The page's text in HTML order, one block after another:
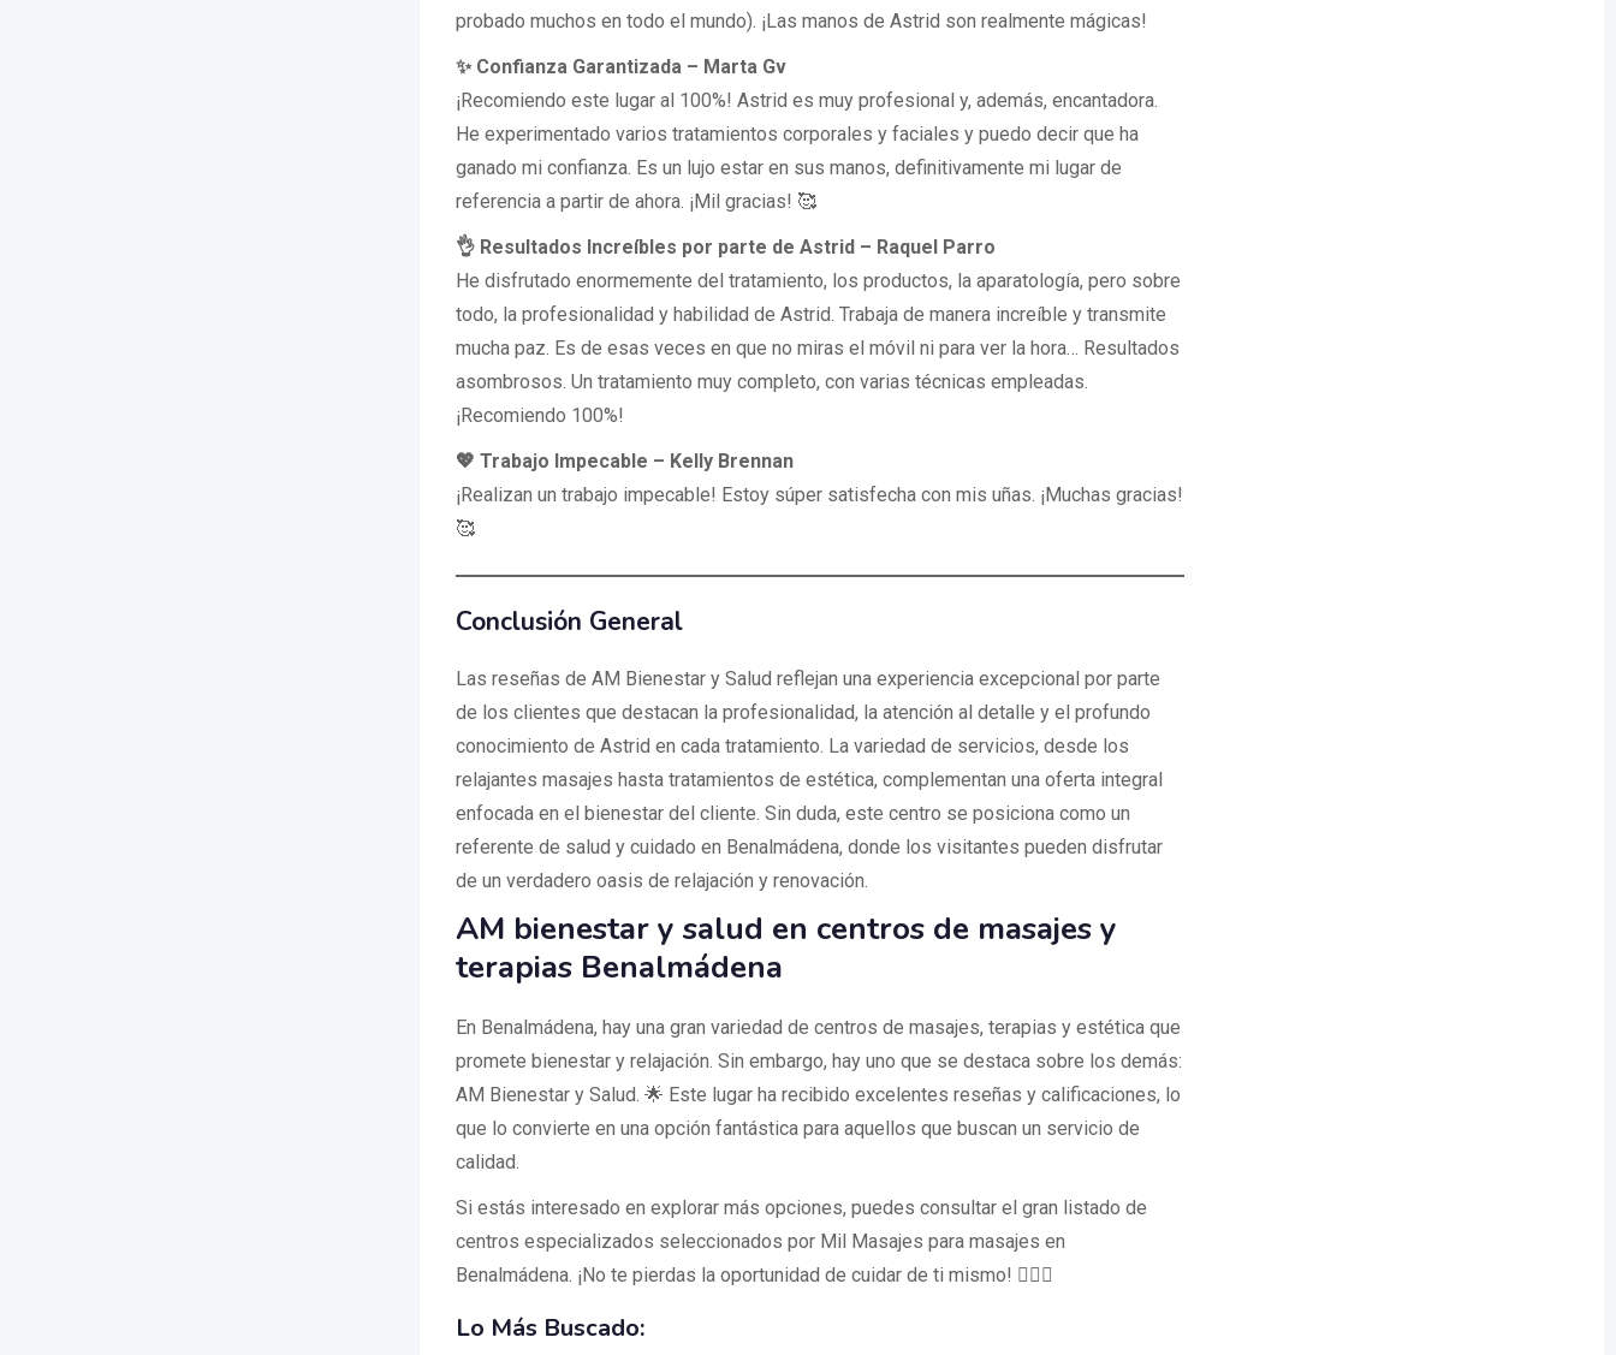
probado muchos en todo el mundo). ¡Las manos de Astrid son realmente mágicas!
✨ Confianza Garantizada – Marta Gv
¡Recomiendo este lugar al 100%! Astrid es muy profesional y, además, encantadora.
He experimentado varios tratamientos corporales y faciales y puedo decir que ha
ganado mi confianza. Es un lujo estar en sus manos, definitivamente mi lugar de
referencia a partir de ahora. ¡Mil gracias! 🥰
👌 Resultados Increíbles por parte de Astrid – Raquel Parro
He disfrutado enormemente del tratamiento, los productos, la aparatología, pero sobre
todo, la profesionalidad y habilidad de Astrid. Trabaja de manera increíble y transmite
mucha paz. Es de esas veces en que no miras el móvil ni para ver la hora… Resultados
asombrosos. Un tratamiento muy completo, con varias técnicas empleadas.
¡Recomiendo 100%!
💖 Trabajo Impecable – Kelly Brennan
¡Realizan un trabajo impecable! Estoy súper satisfecha con mis uñas. ¡Muchas gracias!
🥰
Conclusión General
Las reseñas de AM Bienestar y Salud reflejan una experiencia excepcional por parte
de los clientes que destacan la profesionalidad, la atención al detalle y el profundo
conocimiento de Astrid en cada tratamiento. La variedad de servicios, desde los
relajantes masajes hasta tratamientos de estética, complementan una oferta integral
enfocada en el bienestar del cliente. Sin duda, este centro se posiciona como un
referente de salud y cuidado en Benalmádena, donde los visitantes pueden disfrutar
de un verdadero oasis de relajación y renovación.
AM bienestar y salud en centros de masajes y
terapias Benalmádena
En Benalmádena, hay una gran variedad de centros de masajes, terapias y estética que
promete bienestar y relajación. Sin embargo, hay uno que se destaca sobre los demás:
AM Bienestar y Salud. 🌟 Este lugar ha recibido excelentes reseñas y calificaciones, lo
que lo convierte en una opción fantástica para aquellos que buscan un servicio de
calidad.
Si estás interesado en explorar más opciones, puedes consultar el gran listado de
centros especializados seleccionados por Mil Masajes para masajes en
Benalmádena. ¡No te pierdas la oportunidad de cuidar de ti mismo! 💆‍♂️✨
Lo Más Buscado: